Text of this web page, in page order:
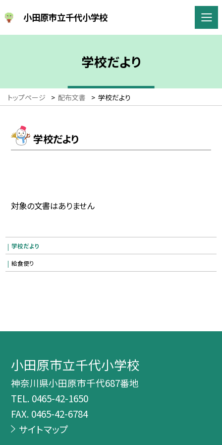
小田原市立千代小学校
学校だより
トップページ > 配布文書 > 学校だより
学校だより
対象の文書はありません
学校だより
給食便り
小田原市立千代小学校
神奈川県小田原市千代687番地
TEL. 0465-42-1650
FAX. 0465-42-6784
サイトマップ